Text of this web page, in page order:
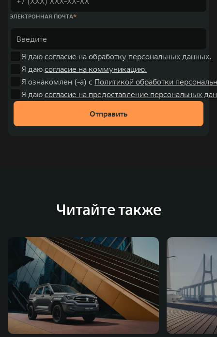
ЭЛЕКТРОННАЯ ПОЧТА
Я даю согласие на обработку персональных данных.
Я даю согласие на коммуникацию.
Я ознакомлен (-а) с Политикой обработки
Я даю согласие на предоставление персональных
Отправить
Читайте также